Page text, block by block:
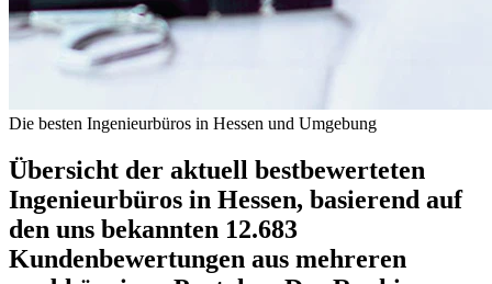
Die besten Ingenieurbüros in Hessen und Umgebung
Übersicht der aktuell bestbewerteten
Ingenieurbüros in Hessen, basierend auf
den uns bekannten 12.683
Kundenbewertungen aus mehreren